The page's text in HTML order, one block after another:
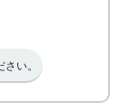
い。